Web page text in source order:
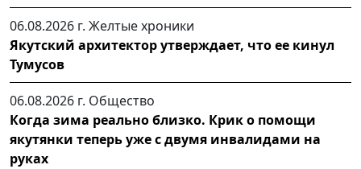
06.08.2026 г. Желтые хроники
Якутский архитектор утверждает, что ее кинул
Тумусов
06.08.2026 г. Общество
Когда зима реально близко. Крик о помощи
якутянки теперь уже с двумя инвалидами на
руках